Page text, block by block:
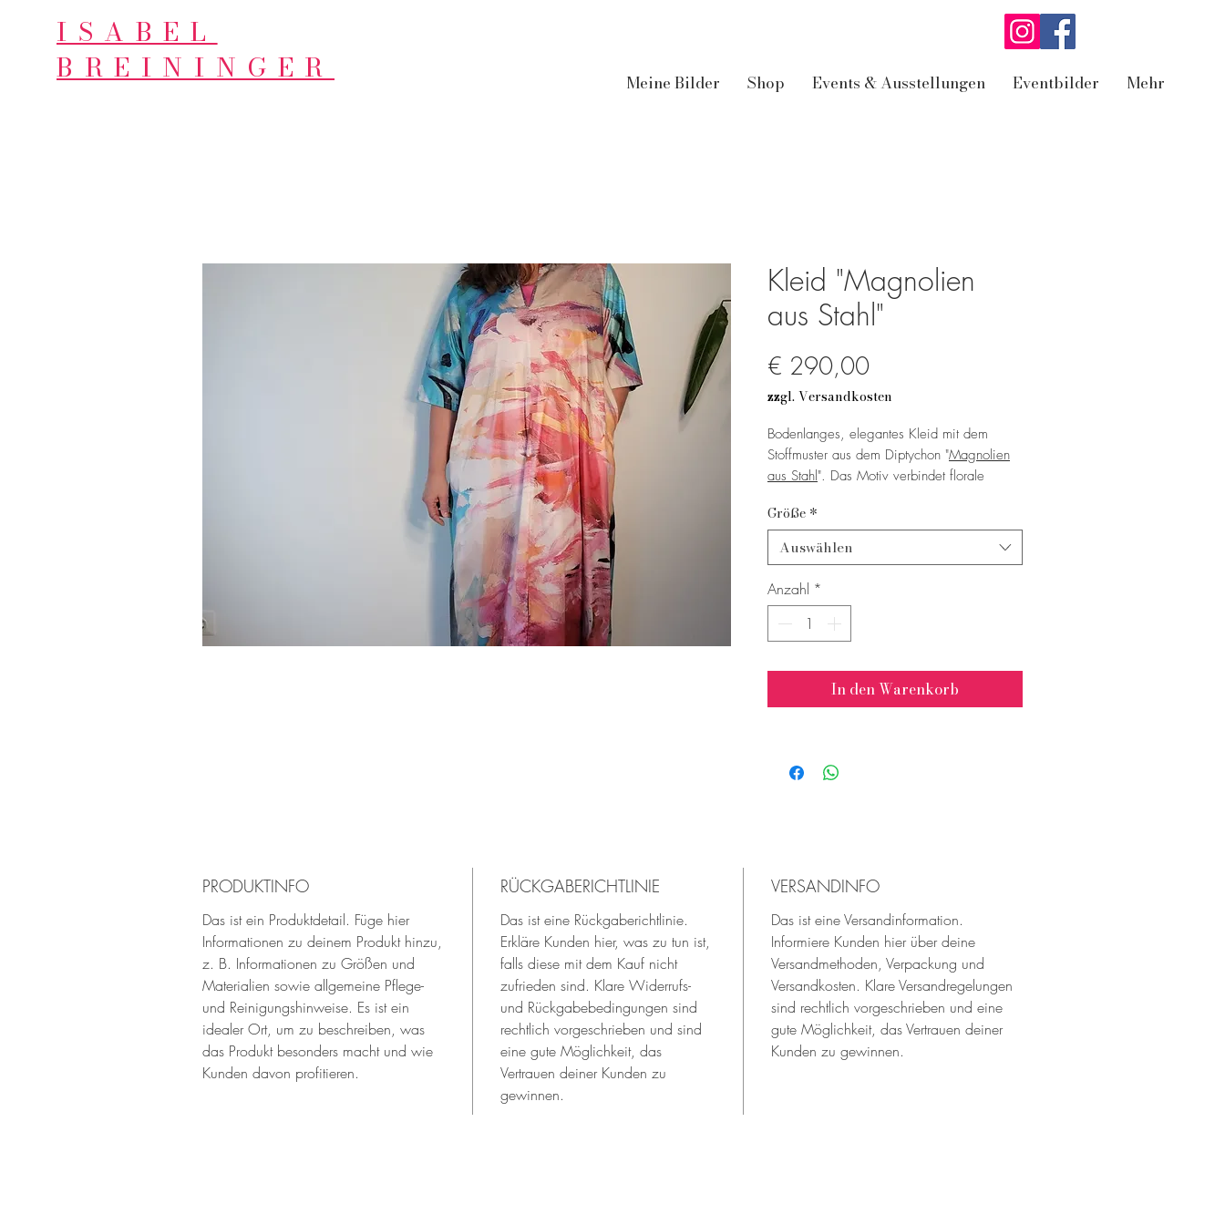
ISABEL
BREININGER
Meine Bilder Shop Events & Ausstellungen Eventbilder Mehr
Kleid "Magnolien
aus Stahl"
€ 290,00Preis
zzgl. Versandkosten
Bodenlanges, elegantes Kleid mit dem
Stoffmuster aus dem Diptychon "Magnolien
aus Stahl". Das Motiv verbindet florale
Die fließenden Farben und Stoff verleihen
dem Kleid eine besondere Eleganz und
künstlerische Spannung.
Größe *
Auswählen
Anzahl *
In den Warenkorb
PRODUKTINFO
Das ist ein Produktdetail. Füge hier
Informationen zu deinem Produkt hinzu,
z. B. Informationen zu Größen und
Materialien sowie allgemeine Pflege-
und Reinigungshinweise. Es ist ein
idealer Ort, um zu beschreiben, was
das Produkt besonders macht und wie
Kunden davon profitieren.
RÜCKGABERICHTLINIE
Das ist eine Rückgaberichtlinie.
Erkläre Kunden hier, was zu tun ist,
falls diese mit dem Kauf nicht
zufrieden sind. Klare Widerrufs-
und Rückgabebedingungen sind
rechtlich vorgeschrieben und sind
eine gute Möglichkeit, das
Vertrauen deiner Kunden zu
gewinnen.
VERSANDINFO
Das ist eine Versandinformation.
Informiere Kunden hier über deine
Versandmethoden, Verpackung und
Versandkosten. Klare Versandregelungen
sind rechtlich vorgeschrieben und eine
gute Möglichkeit, das Vertrauen deiner
Kunden zu gewinnen.